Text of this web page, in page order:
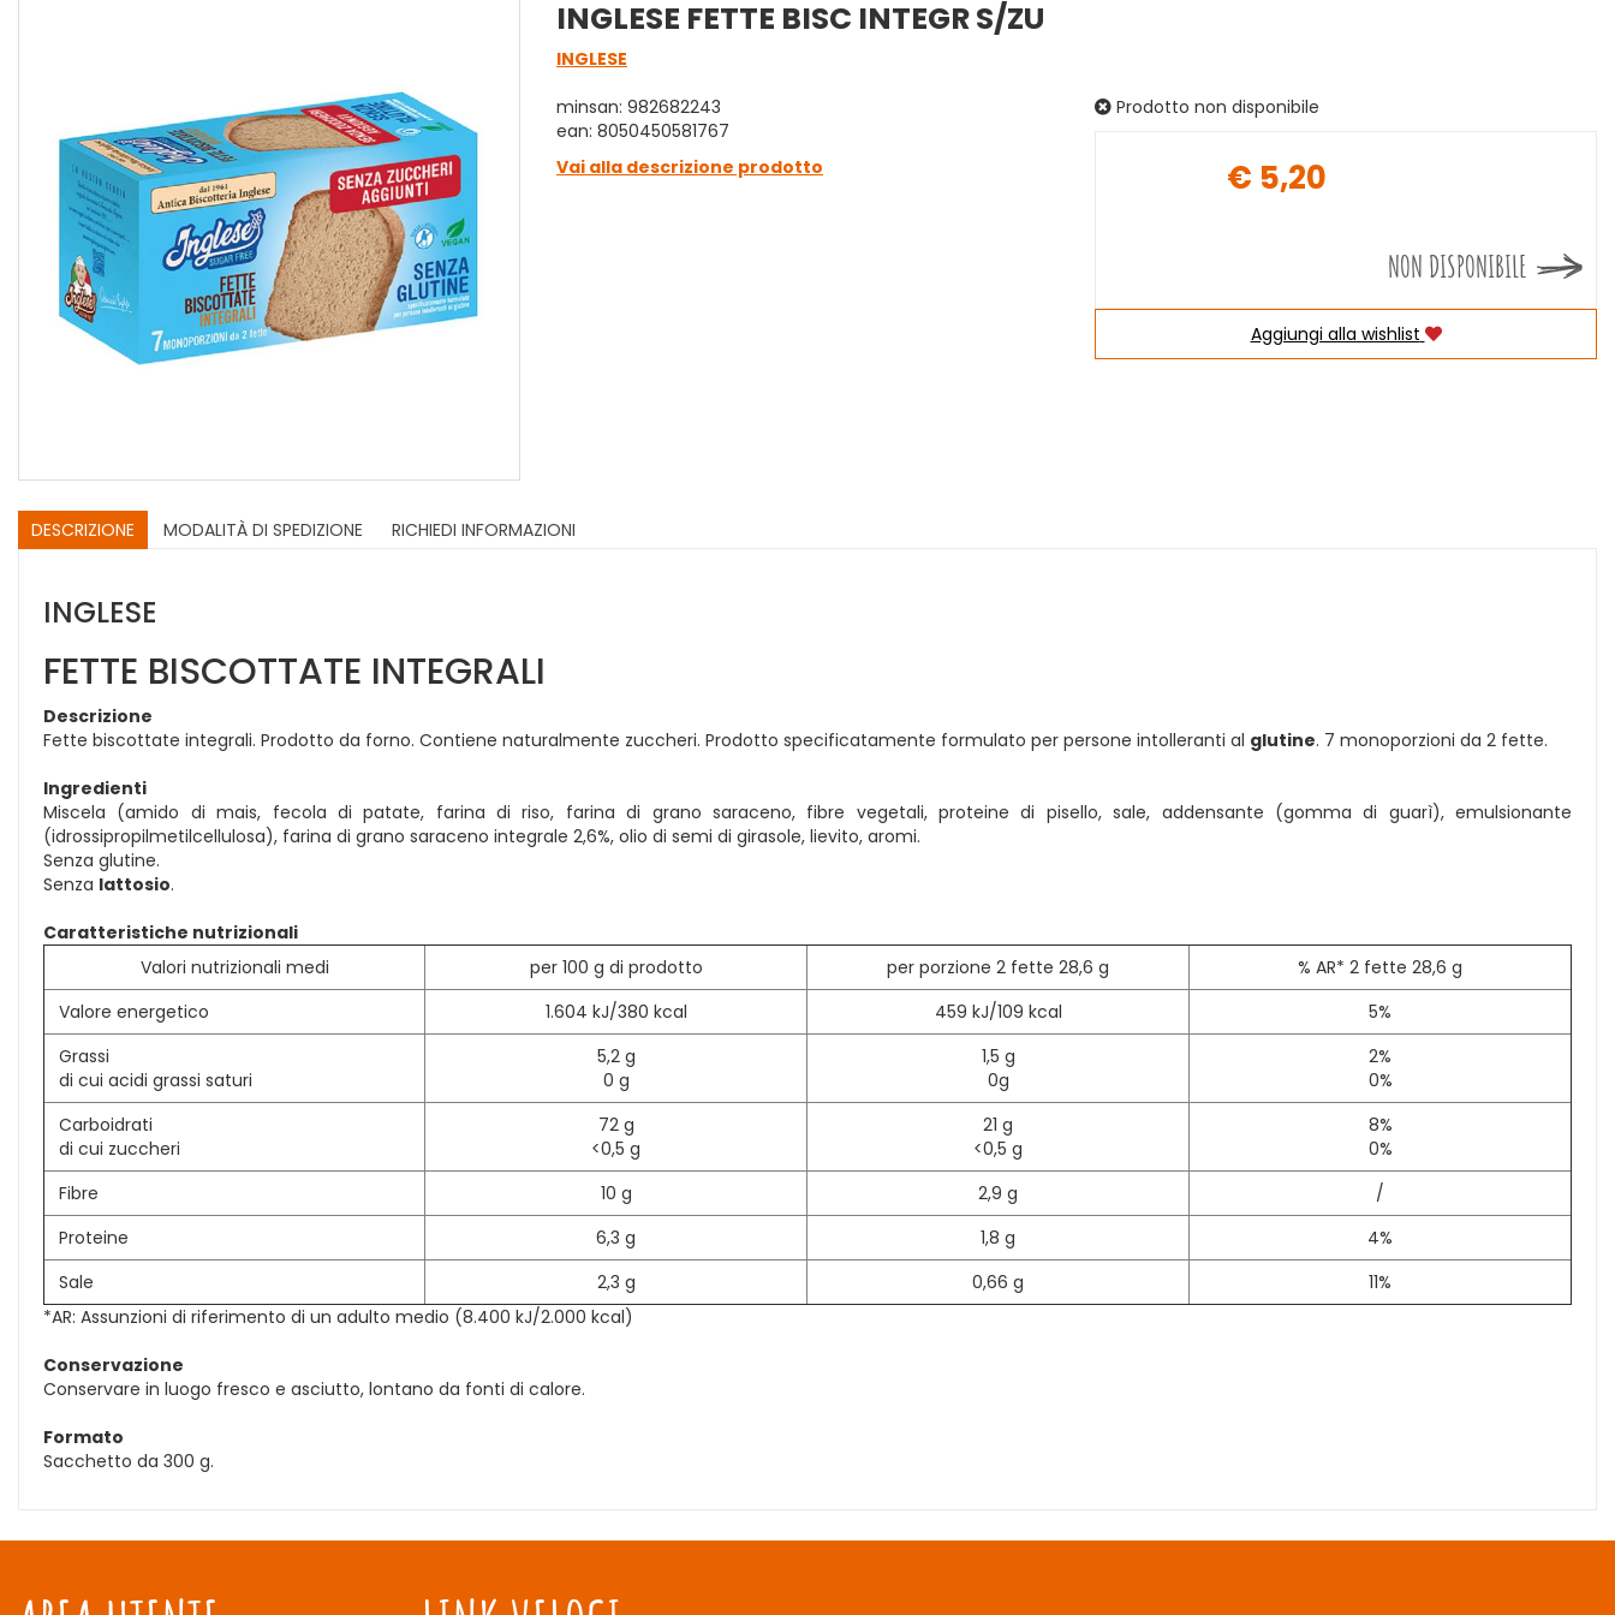
INGLESE FETTE BISC INTEGR S/ZU
INGLESE
minsan: 982682243
ean: 8050450581767
Vai alla descrizione prodotto
Prodotto non disponibile
€ 5,20
NON DISPONIBILE
Aggiungi alla wishlist
DESCRIZIONE MODALITÀ DI SPEDIZIONE RICHIEDI INFORMAZIONI
INGLESE
FETTE BISCOTTATE INTEGRALI
Descrizione
Fette biscottate integrali. Prodotto da forno. Contiene naturalmente zuccheri. Prodotto specificatamente formulato per persone intolleranti al glutine. 7 monoporzioni da 2 fette.
Ingredienti
Miscela (amido di mais, fecola di patate, farina di riso, farina di grano saraceno, fibre vegetali, proteine di pisello, sale, addensante (gomma di guarì), emulsionante
(idrossipropilmetilcellulosa), farina di grano saraceno integrale 2,6%, olio di semi di girasole, lievito, aromi.
Senza glutine.
Senza lattosio.
Caratteristiche nutrizionali
Valori nutrizionali medi
per 100 g di prodotto per porzione 2 fette 28,6 g
% AR* 2 fette 28,6 g
Valore energetico
1.604 kJ/380 kcal 459 kJ/109 kcal
5%
Grassi
di cui acidi grassi saturi
5,2 g
0 g
1,5 g
0g
2%
0%
Carboidrati
di cui zuccheri
72 g
<0,5 g
21 g
<0,5 g
8%
0%
Fibre
10 g 2,9 g
/
Proteine
6,3 g 1,8 g
4%
Sale
2,3 g 0,66 g
11%
*AR: Assunzioni di riferimento di un adulto medio (8.400 kJ/2.000 kcal)
Conservazione
Conservare in luogo fresco e asciutto, lontano da fonti di calore.
Formato
Sacchetto da 300 g.